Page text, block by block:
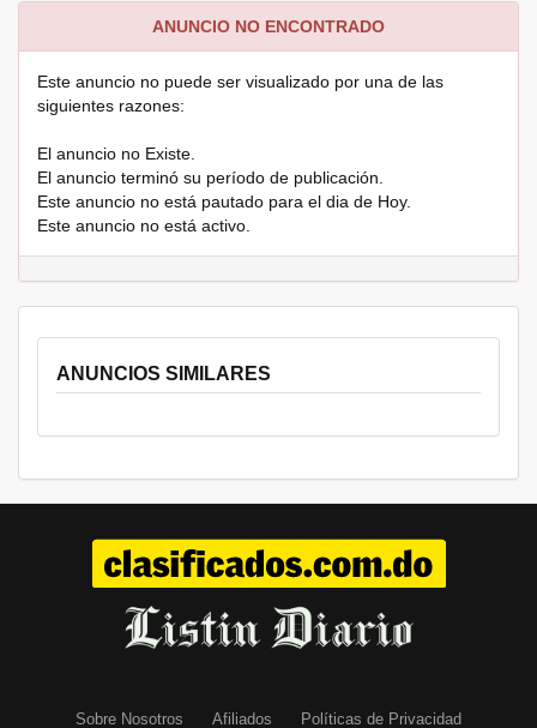
ANUNCIO NO ENCONTRADO
Este anuncio no puede ser visualizado por una de las
siguientes razones:
El anuncio no Existe.
El anuncio terminó su período de publicación.
Este anuncio no está pautado para el dia de Hoy.
Este anuncio no está activo.
ANUNCIOS SIMILARES
Sobre Nosotros Afiliados Políticas de Privacidad